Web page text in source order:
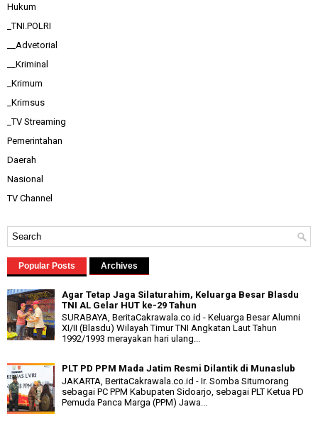
Hukum
_TNI.POLRI
__Advetorial
__Kriminal
_Krimum
_Krimsus
_TV Streaming
Pemerintahan
Daerah
Nasional
TV Channel
Popular Posts Archives
Agar Tetap Jaga Silaturahim, Keluarga Besar Blasdu
TNI AL Gelar HUT ke-29 Tahun
SURABAYA, BeritaCakrawala.co.id - Keluarga Besar Alumni
XI/II (Blasdu) Wilayah Timur TNI Angkatan Laut Tahun
1992/1993 merayakan hari ulang...
PLT PD PPM Mada Jatim Resmi Dilantik di Munaslub
JAKARTA, BeritaCakrawala.co.id - Ir. Somba Situmorang
sebagai PC PPM Kabupaten Sidoarjo, sebagai PLT Ketua PD
Pemuda Panca Marga (PPM) Jawa...